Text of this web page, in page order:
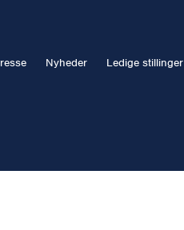
Nyheder Ledige stillinger